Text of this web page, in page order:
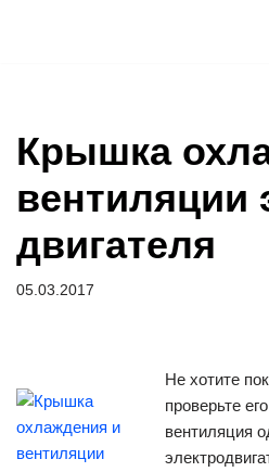
Крышка
вентиляции
двигателя
05.03.2017
Не хотите
проверьте
вентиляция